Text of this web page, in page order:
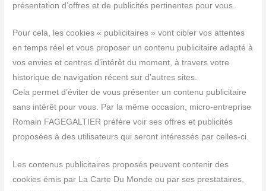
présentation d’offres et de publicités pertinentes pour vous.
Pour cela, les cookies « publicitaires » vont cibler vos attentes
en temps réel et vous proposer un contenu publicitaire adapté à
vos envies et centres d’intérêt du moment, à travers votre
historique de navigation récent sur d’autres sites.
Cela permet d’éviter de vous présenter un contenu publicitaire
sans intérêt pour vous. Par la même occasion, micro-entreprise
Romain FAGEGALTIER préfère voir ses offres et publicités
proposées à des utilisateurs qui seront intéressés par celles-ci.
Les contenus publicitaires proposés peuvent contenir des
cookies émis par La Carte Du Monde ou par ses prestataires,